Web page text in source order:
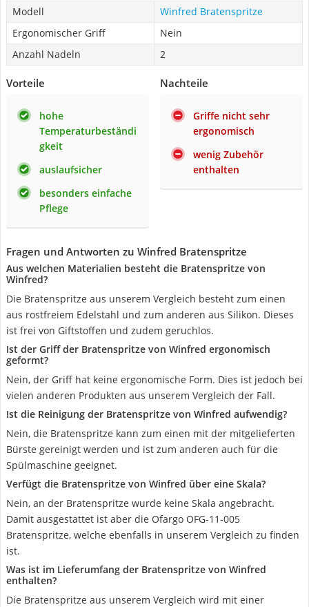
Modell
Winfred Bratenspritze
Ergonomischer Griff
Nein
Anzahl Nadeln
2
Vorteile
hohe
Temperaturbeständi
gkeit
auslaufsicher
besonders einfache
Pflege
Nachteile
Griffe nicht sehr
ergonomisch
wenig Zubehör
enthalten
Fragen und Antworten zu Winfred Bratenspritze
Aus welchen Materialien besteht die Bratenspritze von
Winfred?
Die Bratenspritze aus unserem Vergleich besteht zum einen
aus rostfreiem Edelstahl und zum anderen aus Silikon. Dieses
ist frei von Giftstoffen und zudem geruchlos.
Ist der Griff der Bratenspritze von Winfred ergonomisch
geformt?
Nein, der Griff hat keine ergonomische Form. Dies ist jedoch bei
vielen anderen Produkten aus unserem Vergleich der Fall.
Ist die Reinigung der Bratenspritze von Winfred aufwendig?
Nein, die Bratenspritze kann zum einen mit der mitgelieferten
Bürste gereinigt werden und ist zum anderen auch für die
Spülmaschine geeignet.
Verfügt die Bratenspritze von Winfred über eine Skala?
Nein, an der Bratenspritze wurde keine Skala angebracht.
Damit ausgestattet ist aber die Ofargo OFG-11-005
Bratenspritze, welche ebenfalls in unserem Vergleich zu finden
ist.
Was ist im Lieferumfang der Bratenspritze von Winfred
enthalten?
Die Bratenspritze aus unserem Vergleich wird mit einer